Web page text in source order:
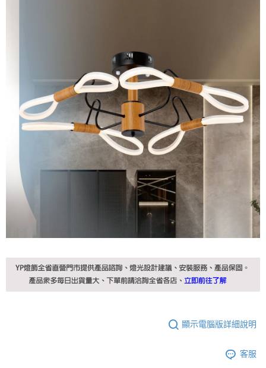
顯示電腦版詳細說明
客服